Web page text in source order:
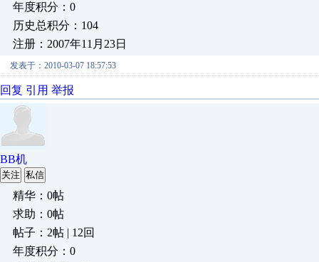
年度积分：0
历史总积分：104
注册：2007年11月23日
发表于：2010-03-07 18:57:53
回复 引用 举报
BB机
关注 私信
精华：0帖
求助：0帖
帖子：2帖 | 12回
年度积分：0